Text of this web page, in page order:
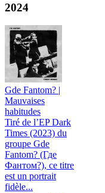
2024
Gde Fantom? |
Mauvaises
habitudes
Tiré de l’EP Dark
Times (2023) du
groupe Gde
Fantom? (Где
Фантом?), ce titre
est un portrait
fidèle...